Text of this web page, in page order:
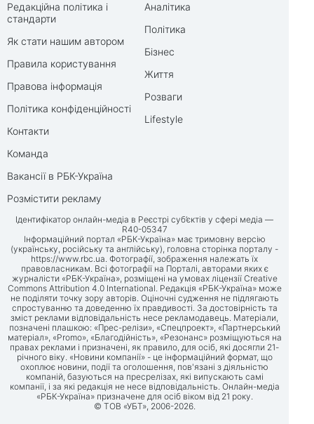
Редакційна політика і
стандарти
Як стати нашим автором
Правила користування
Правова інформація
Політика конфіденційності
Контакти
Команда
Вакансії в РБК-Україна
Розмістити рекламу
Аналітика
Політика
Бізнес
Життя
Розваги
Lifestyle
Ідентифікатор онлайн-медіа в Реєстрі суб’єктів у сфері медіа —
R40-05347
Інформаційний портал «РБК-Україна» має тримовну версію
(українську, російську та англійську), головна сторінка порталу -
https://www.rbc.ua. Фотографії, зображення належать їх
правовласникам. Всі фотографії на Порталі, авторами яких є
журналісти «РБК-Україна», розміщені на умовах ліцензії Creative
Commons Attribution 4.0 International. Редакція «РБК-Україна» може
не поділяти точку зору авторів. Оціночні судження не підлягають
спростуванню та доведенню їх правдивості. За достовірність та
зміст реклами відповідальність несе рекламодавець. Матеріали,
позначені плашкою: «Прес-релізи», «Спецпроект», «Партнерський
матеріал», «Promo», «Благодійність», «Резонанс» розміщуються на
правах реклами і призначені, як правило, для осіб, які досягли 21-
річного віку. «Новини компанії» - це інформаційний формат, що
охоплює новини, події та оголошення, пов'язані з діяльністю
компаній, базуються на пресрелізах, які випускають самі
компанії, і за які редакція не несе відповідальність. Онлайн-медіа
«РБК-Україна» призначене для осіб віком від 21 року.
© ТОВ «УБТ», 2006-2026.